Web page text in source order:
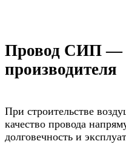
Провод СИП —
производителя
При строительстве
качество провода
долговечность и